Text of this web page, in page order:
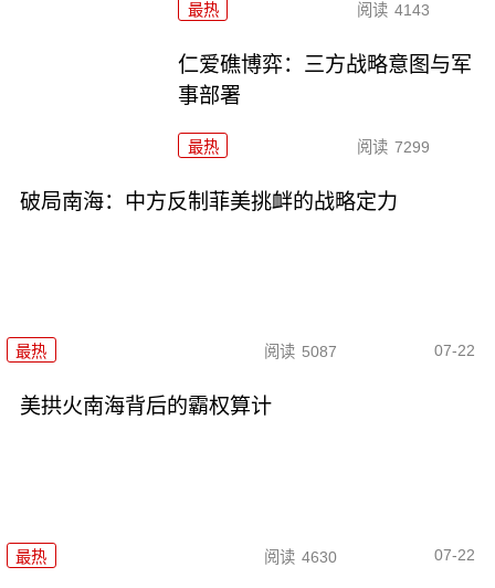
最热 阅读 4143
仁爱礁博弈：三方战略意图与军
事部署
最热 阅读 7299
破局南海：中方反制菲美挑衅的战略定力
最热 阅读 5087 07-22
美拱火南海背后的霸权算计
最热 阅读 4630 07-22